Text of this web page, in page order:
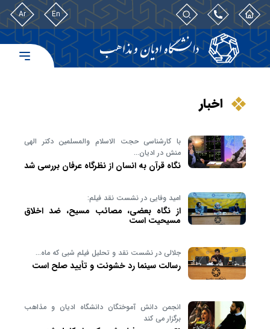
En
Ar
اخبار
با کارشناسی حجت الاسلام والمسلمین دکتر الهی
منش در ادیان…
نگاه قرآن به انسان از نظرگاه عرفان بررسی شد
امید وفایی در نشست نقد فیلم:
از نگاه بعضی، مصائب مسیح، ضد اخلاق
مسیحیت است
جلالی در نشست نقد و تحلیل فیلم شبی که ماه…
رسالت سینما رد خشونت و تأیید صلح است
انجمن دانش آموختگان دانشگاه ادیان و مذاهب
برگزار می کند